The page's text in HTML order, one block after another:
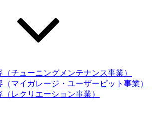
（チューニングメンテナンス事業）
（マイガレージ・ユーザーピット事業）
レクリエーション事業）